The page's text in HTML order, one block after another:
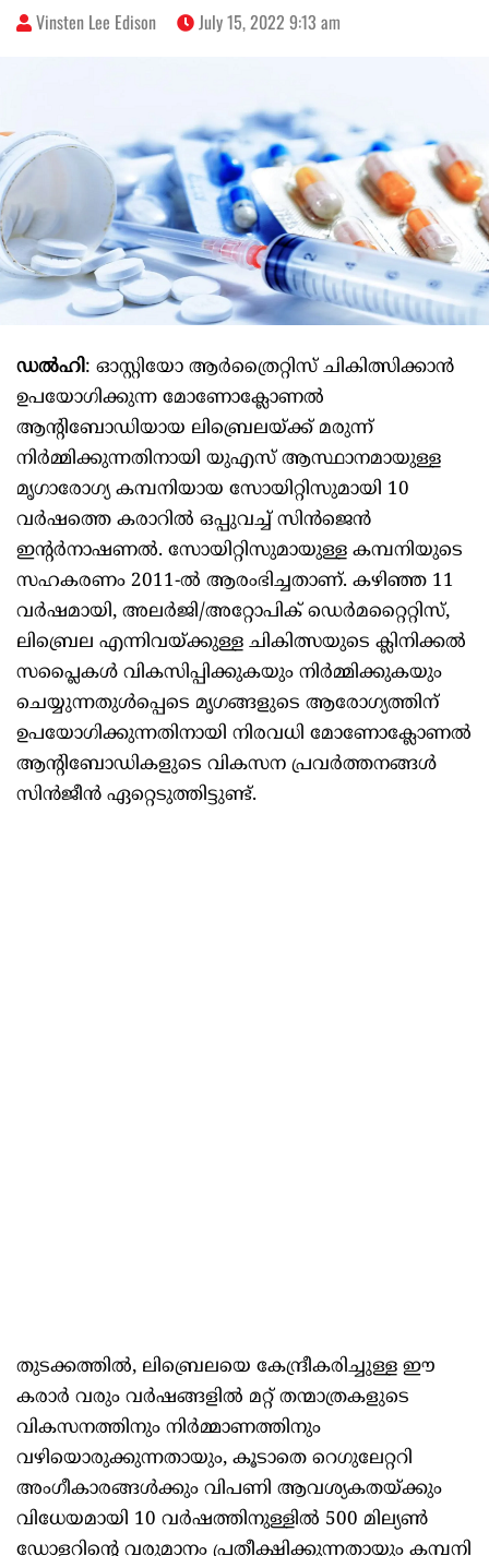
Vinsten Lee Edison July 15, 2022 9:13 am
ഡൽഹി: ഓസ്റ്റിയോ ആർത്രൈറ്റിസ് ചികിത്സിക്കാൻ
ഉപയോഗിക്കുന്ന മോണോക്ലോണൽ
ആന്റിബോഡിയായ ലിബ്രെലയ്ക്ക് മരുന്ന്
നിർമ്മിക്കുന്നതിനായി യുഎസ് ആസ്ഥാനമായുള്ള
മൃഗാരോഗ്യ കമ്പനിയായ സോയിറ്റിസുമായി 10
വർഷത്തെ കരാറിൽ ഒപ്പുവച്ച്‌ സിൻജെൻ
ഇന്റർനാഷണൽ. സോയിറ്റിസുമായുള്ള കമ്പനിയുടെ
സഹകരണം 2011-ൽ ആരംഭിച്ചതാണ്. കഴിഞ്ഞ 11
വർഷമായി, അലർജി/അറ്റോപിക് ഡെർമറ്റൈറ്റിസ്,
ലിബ്രെല എന്നിവയ്ക്കുള്ള ചികിത്സയുടെ ക്ലിനിക്കൽ
സപ്ലൈകൾ വികസിപ്പിക്കുകയും നിർമ്മിക്കുകയും
ചെയ്യുന്നതുൾപ്പെടെ മൃഗങ്ങളുടെ ആരോഗ്യത്തിന്
ഉപയോഗിക്കുന്നതിനായി നിരവധി മോണോക്ലോണൽ
ആന്റിബോഡികളുടെ വികസന പ്രവർത്തനങ്ങൾ
സിൻജീൻ ഏറ്റെടുത്തിട്ടുണ്ട്.
തുടക്കത്തിൽ, ലിബ്രെലയെ കേന്ദ്രീകരിച്ചുള്ള ഈ
കരാർ വരും വർഷങ്ങളിൽ മറ്റ് തന്മാത്രകളുടെ
വികസനത്തിനും നിർമ്മാണത്തിനും
വഴിയൊരുക്കുന്നതായും, കൂടാതെ റെഗുലേറ്ററി
അംഗീകാരങ്ങൾക്കും വിപണി ആവശ്യകതയ്ക്കും
വിധേയമായി 10 വർഷത്തിനുള്ളിൽ 500 മില്യൺ
ഡോളറിന്റെ വരുമാനം പ്രതീക്ഷിക്കുന്നതായും കമ്പനി